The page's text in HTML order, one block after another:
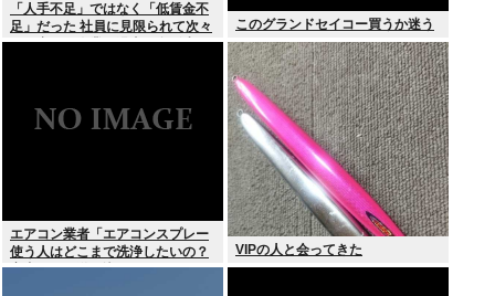
「人手不足」ではなく「低賃金不
足」だった 社員に見限られて次々
と倒産する企業が過去最多 給与ア
このグランドセイコー買うか迷う
エアコン業者「エアコンスプレー
使う人はどこまで洗浄したいの？
室内に風を送り込んでるファンは
VIPの人と会ってきた